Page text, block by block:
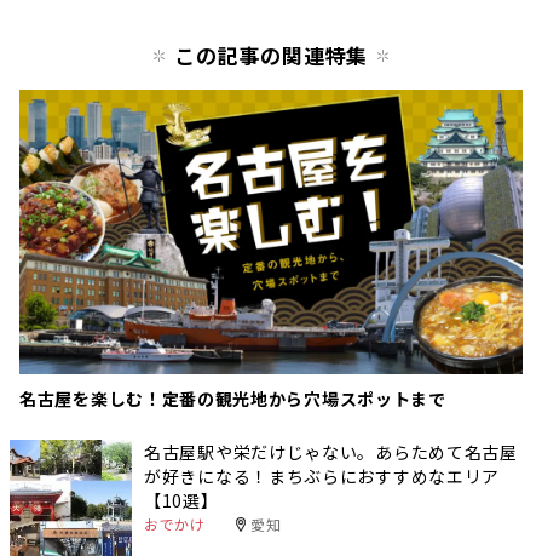
この記事の関連特集
名古屋を楽しむ！定番の観光地から穴場スポットまで
名古屋駅や栄だけじゃない。あらためて名古屋
が好きになる！まちぶらにおすすめなエリア
【10選】
おでかけ 愛知